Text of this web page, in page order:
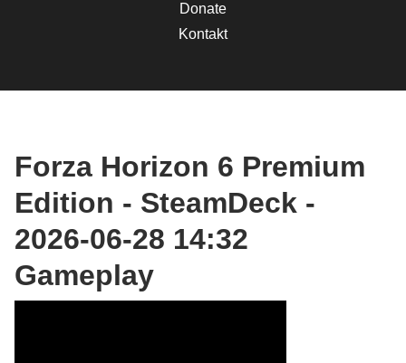
Donate
Kontakt
Forza Horizon 6 Premium
Edition - SteamDeck -
2026-06-28 14:32
Gameplay